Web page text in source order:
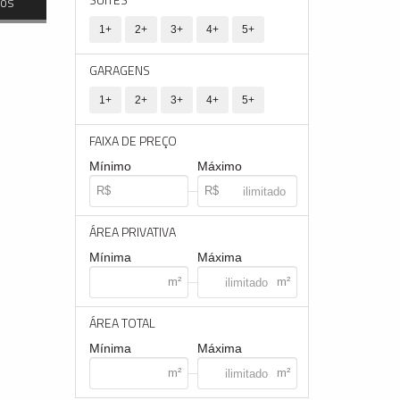
1+ 2+ 3+ 4+ 5+
GARAGENS
1+ 2+ 3+ 4+ 5+
FAIXA DE PREÇO
Mínimo Máximo
ÁREA PRIVATIVA
Mínima Máxima
ÁREA TOTAL
Mínima Máxima